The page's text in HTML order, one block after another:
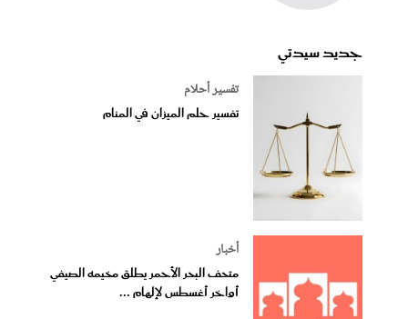
جديد سيدتي
تفسير أحلام
تفسير حلم الميزان في المنام
أخبار
متحف البحر الأحمر يطلق مخيمه الصيفي
أواخر أغسطس لإلهام ...